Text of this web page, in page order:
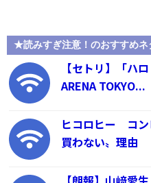
★読みすぎ注意！のおすすめネ
【セトリ】「ハ
ARENA TOKYO...
ヒコロヒー コン
買わない〟理由